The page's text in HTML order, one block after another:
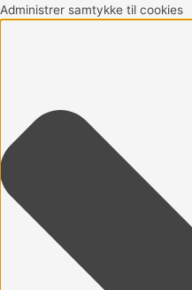
Administrer samtykke til cookies
Funktionsdygtig
Præferencer
Statistikker
Marketing
Gå